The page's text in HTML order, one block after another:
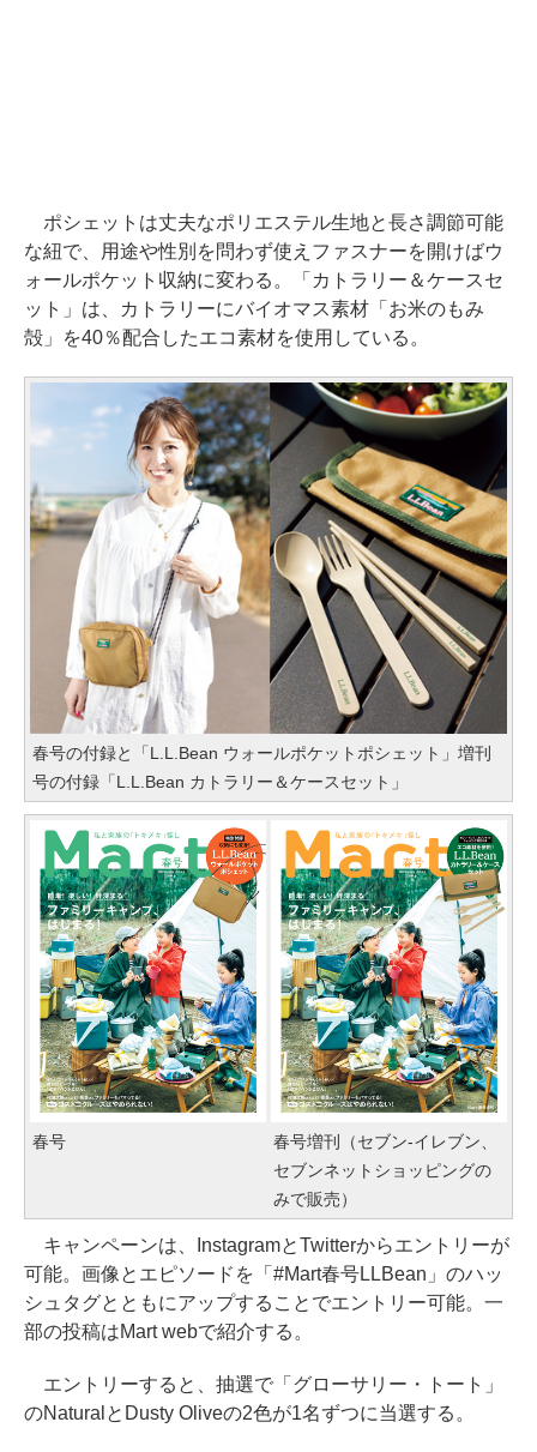
ポシェットは丈夫なポリエステル生地と長さ調節可能
な紐で、用途や性別を問わず使えファスナーを開けばウ
ォールポケット収納に変わる。「カトラリー＆ケースセ
ット」は、カトラリーにバイオマス素材「お米のもみ
殻」を40％配合したエコ素材を使用している。
春号の付録と「L.L.Bean ウォールポケットポシェット」増刊
号の付録「L.L.Bean カトラリー＆ケースセット」
春号
春号増刊（セブン-イレブン、
セブンネットショッピングの
みで販売）
キャンペーンは、InstagramとTwitterからエントリーが
可能。画像とエピソードを「#Mart春号LLBean」のハッ
シュタグとともにアップすることでエントリー可能。一
部の投稿はMart webで紹介する。
エントリーすると、抽選で「グローサリー・トート」
のNaturalとDusty Oliveの2色が1名ずつに当選する。